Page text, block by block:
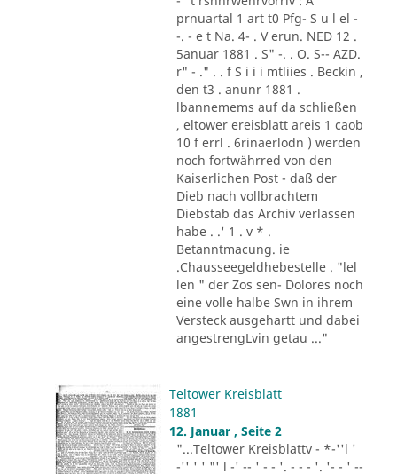
prnuartal 1 art t0 Pfg- S u l el -
-. - e t Na. 4- . V erun. NED 12 .
5anuar 1881 . S" -. . O. S-- AZD.
r" - ." . . f S i i i mtliies . Beckin ,
den t3 . anunr 1881 .
lbannemems auf da schließen
, eltower ereisblatt areis 1 caob
10 f errl . 6rinaerlodn ) werden
noch fortwährred von den
Kaiserlichen Post - daß der
Dieb nach vollbrachtem
Diebstab das Archiv verlassen
habe . .' 1 . v * .
Betanntmacung. ie
.Chausseegeldhebestelle . "lel
len " der Zos sen- Dolores noch
eine volle halbe Swn in ihrem
Versteck ausgehartt und dabei
angestrengLvin getau ..."
Teltower Kreisblatt
1881
12. Januar , Seite 2
"...Teltower Kreisblattv - *-''l '
-'' ' ' "' l -' -- ' - - '. - - - '. '- - ' --